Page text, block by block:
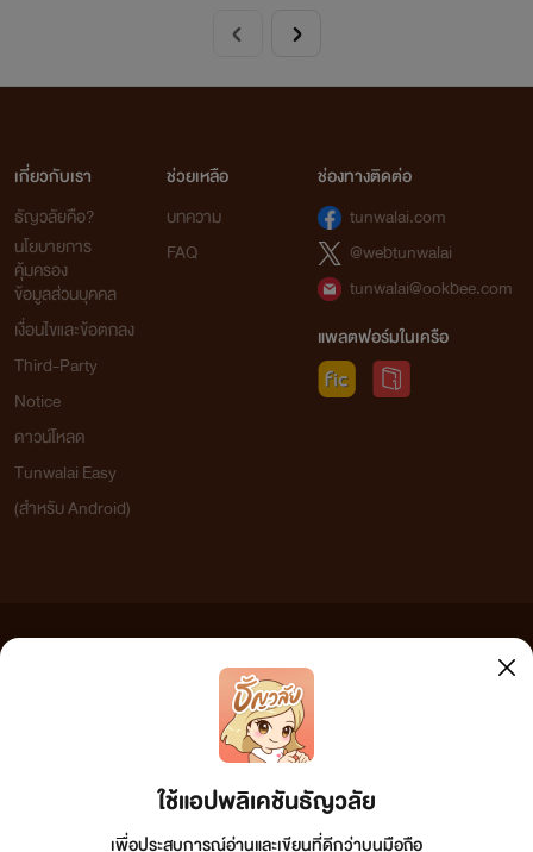
ใช้แอปพลิเคชันธัญวลัย
เพื่อประสบการณ์อ่านและเขียนที่ดีกว่าบนมือถือ
เกี่ยวกับเรา
ธัญวลัยคือ?
นโยบายการ
คุ้มครอง
ข้อมูลส่วนบุคคล
เงื่อนไขและข้อตกลง
Third-Party
Notice
ดาวน์โหลด
Tunwalai Easy
(สำหรับ Android)
ช่วยเหลือ
บทความ
FAQ
ช่องทางติดต่อ
tunwalai.com
@webtunwalai
tunwalai@ookbee.com
แพลตฟอร์มในเครือ
เว็บไซต์แห่งนี้ไม่ได้เห็นด้วยและไม่ขอรับผิดชอบต่อข้อความใดๆ ทั้งสิ้น ดังนั้นผู้อ่านทุกท่านโปรดใช้
วิจารณญาณในการกลั่นกรองด้วยตนเอง และหากท่านพบข้อความใดๆ ที่ขัดต่อกฎหมายและศีลธรรม
กรุณาแจ้งมาที่ tunwalai@ookbee.com เพื่อทีมงานจะได้ดำเนินการในทันที ทั้งนี้ ทางเว็บไซต์ขอสงวน
ลิขสิทธิ์ตามพระราชบัญญัติลิขสิทธิ์ (ฉบับเพิ่มเติม) พ.ศ.2558